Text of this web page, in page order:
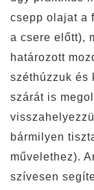
csepp olajat a
a csere előtt),
határozott
széthúzzuk és
szárát is
bármilyen
művelethez).
szívesen